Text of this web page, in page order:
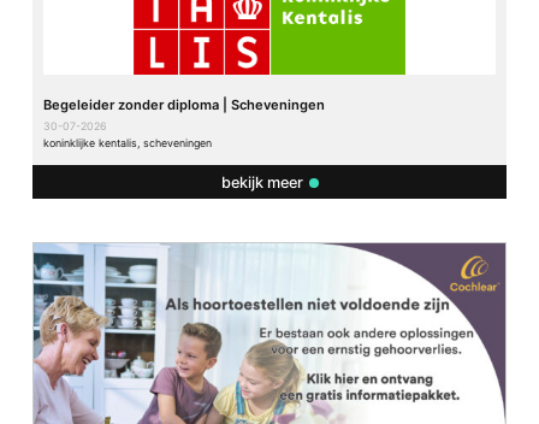
Begeleider zonder diploma | Scheveningen
30-07-2026
koninklijke kentalis, scheveningen
bekijk meer